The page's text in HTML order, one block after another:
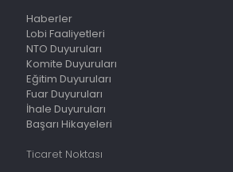
Haberler
Lobi Faaliyetleri
NTO Duyuruları
Komite Duyuruları
Eğitim Duyuruları
Fuar Duyuruları
İhale Duyuruları
Başarı Hikayeleri
Ticaret Noktası